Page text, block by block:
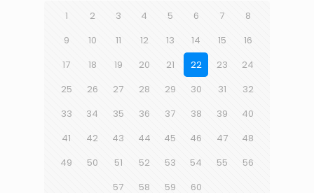
1 2 3 4 5 6 7
8
9
10 11 12 13 14 15
16
17
18 19 20 21 22 23
24
25
26 27 28 29 30 31
32
33
34 35 36 37 38 39
40
41
42 43 44 45 46 47
48
49
50 51 52 53 54 55
56
57
58 59 60